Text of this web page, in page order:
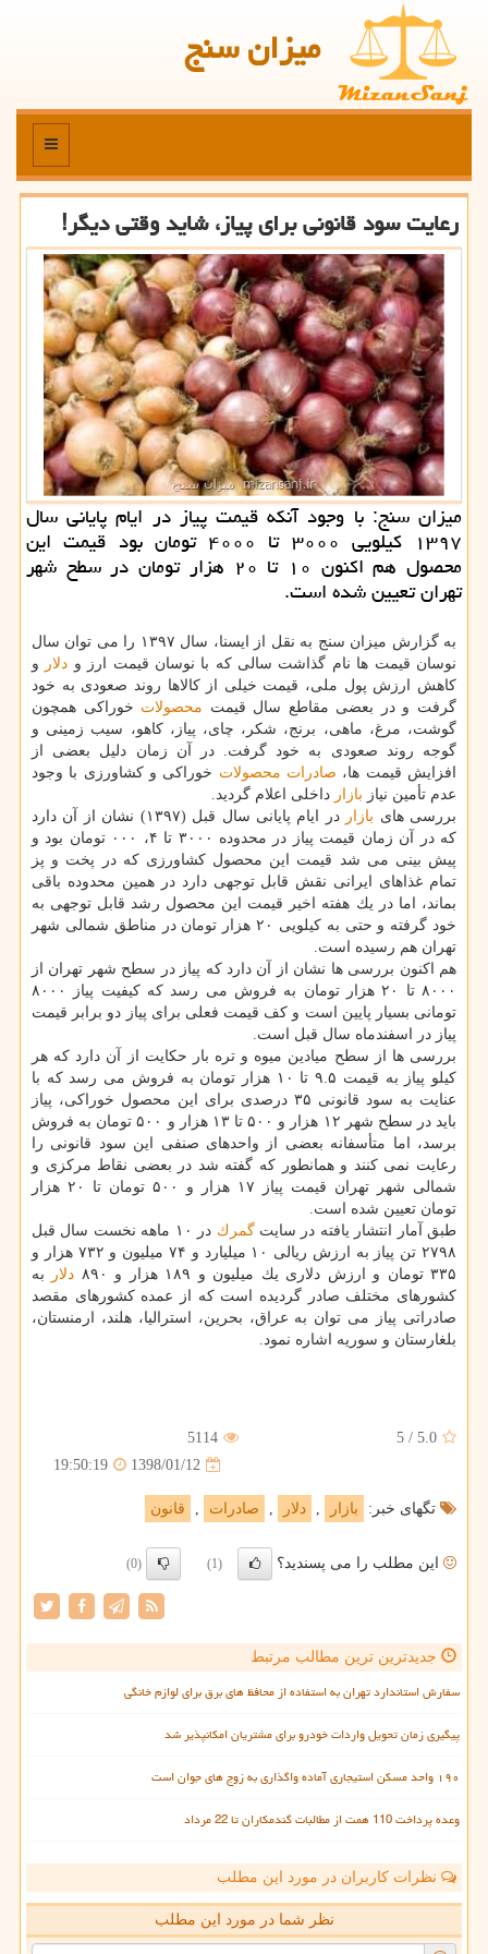
میزان سنج
منو
رعایت سود قانونی برای پیاز، شاید وقتی دیگر!
میزان سنج: با وجود آنكه قیمت پیاز در ایام پایانی سال
۱۳۹۷ كیلویی ۳۰۰۰ تا ۴۰۰۰ تومان بود قیمت این
محصول هم اكنون ۱۰ تا ۲۰ هزار تومان در سطح شهر
تهران تعیین شده است.
به گزارش میزان سنج به نقل از ایسنا، سال ۱۳۹۷ را می توان سال
نوسان قیمت ها نام گذاشت سالی كه با نوسان قیمت ارز و دلار
و
كاهش ارزش پول ملی، قیمت خیلی از كالاها روند صعودی به خود
گرفت و در بعضی مقاطع سال قیمت محصولات خوراكی همچون
گوشت، مرغ، ماهی، برنج، شكر، چای، پیاز، كاهو، سیب زمینی و
گوجه روند صعودی به خود گرفت. در آن زمان دلیل بعضی از
افزایش قیمت ها، صادرات محصولات خوراكی و كشاورزی با وجود
عدم تأمین نیاز بازار داخلی اعلام گردید.
بررسی های بازار
در ایام پایانی سال قبل (۱۳۹۷) نشان از آن دارد
كه در آن زمان قیمت پیاز در محدوده ۳۰۰۰ تا ۴، ۰۰۰ تومان بود و
پیش بینی می شد قیمت این محصول كشاورزی كه در پخت و پز
تمام غذاهای ایرانی نقش قابل توجهی دارد در همین محدوده باقی
بماند، اما در یك هفته اخیر قیمت این محصول رشد قابل توجهی به
خود گرفته و حتی به كیلویی ۲۰ هزار تومان در مناطق شمالی شهر
تهران هم رسیده است.
هم اكنون بررسی ها نشان از آن دارد كه پیاز در سطح شهر تهران از
۸۰۰۰ تا ۲۰ هزار تومان به فروش می رسد كه كیفیت پیاز ۸۰۰۰
تومانی بسیار پایین است و كف قیمت فعلی برای پیاز دو برابر قیمت
پیاز در اسفندماه سال قبل است.
بررسی ها از سطح میادین میوه و تره بار حكایت از آن دارد كه هر
كیلو پیاز به قیمت ۹.۵ تا ۱۰ هزار تومان به فروش می رسد كه با
عنایت به سود قانونی ۳۵ درصدی برای این محصول خوراكی، پیاز
باید در سطح شهر ۱۲ هزار و ۵۰۰ تا ۱۳ هزار و ۵۰۰ تومان به فروش
برسد، اما متأسفانه بعضی از واحدهای صنفی این سود قانونی را
رعایت نمی كنند و همانطور كه گفته شد در بعضی نقاط مركزی و
شمالی شهر تهران قیمت پیاز ۱۷ هزار و ۵۰۰ تومان تا ۲۰ هزار
تومان تعیین شده است.
طبق آمار انتشار یافته در سایتگمرك
در ۱۰ ماهه نخست سال قبل
۲۷۹۸ تن پیاز به ارزش ریالی ۱۰ میلیارد و ۷۴ میلیون و ۷۳۲ هزار و
۳۳۵ تومان و ارزش دلاری یك میلیون و ۱۸۹ هزار و ۸۹۰
دلار
به
كشورهای مختلف صادر گردیده است كه از عمده كشورهای مقصد
صادراتی پیاز می توان به عراق، بحرین، استرالیا، هلند، ارمنستان،
بلغارستان و سوریه اشاره نمود.
5.0
/
5
5114
1398/01/12
19:50:19
تگهای خبر: بازار , دلار , صادرات , قانون
این مطلب را می پسندید؟ (1)
(0)
جدیدترین ترین مطالب مرتبط
سفارش استاندارد تهران به استفاده از محافظ های برق برای لوازم خانگی
پیگیری زمان تحویل واردات خودرو برای مشتریان امکانپذیر شد
۱۹۰ واحد مسکن استیجاری آماده واگذاری به زوج های جوان است
وعده پرداخت 110 همت از مطالبات گندمکاران تا 22 مرداد
نظرات کاربران در مورد این مطلب
نظر شما در مورد این مطلب